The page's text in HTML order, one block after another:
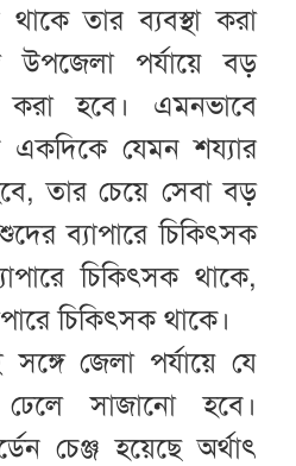
তার ব্যবস্থা করা
পর্যায়ে বড়
করা হবে। এমনভাবে
একদিকে যেমন শয্যার
তার চেয়ে সেবা বড়
ব্যাপারে চিকিৎসক
চিকিৎসক থাকে,
চিকিৎসক থাকে।
জেলা পর্যায়ে যে
সাজানো হবে।
চেঞ্জ হয়েছে অর্থাৎ